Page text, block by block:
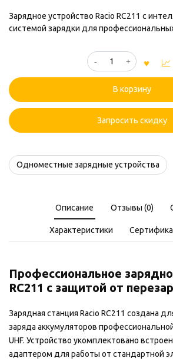
Зарядное устройство Racio RC211 с
системой зарядки для
Количество
товара
устройство
Racio
RC211
В корзину
Запросить скидку
Одноместные зарядные устройства
Описание Отзывы (0)
Характеристики
Профессиональное
RC211 с защитой от
Зарядная станция Racio RC211 создана
заряда аккумуляторов
UHF. Устройство укомплектовано
адаптером для работы от стандартной